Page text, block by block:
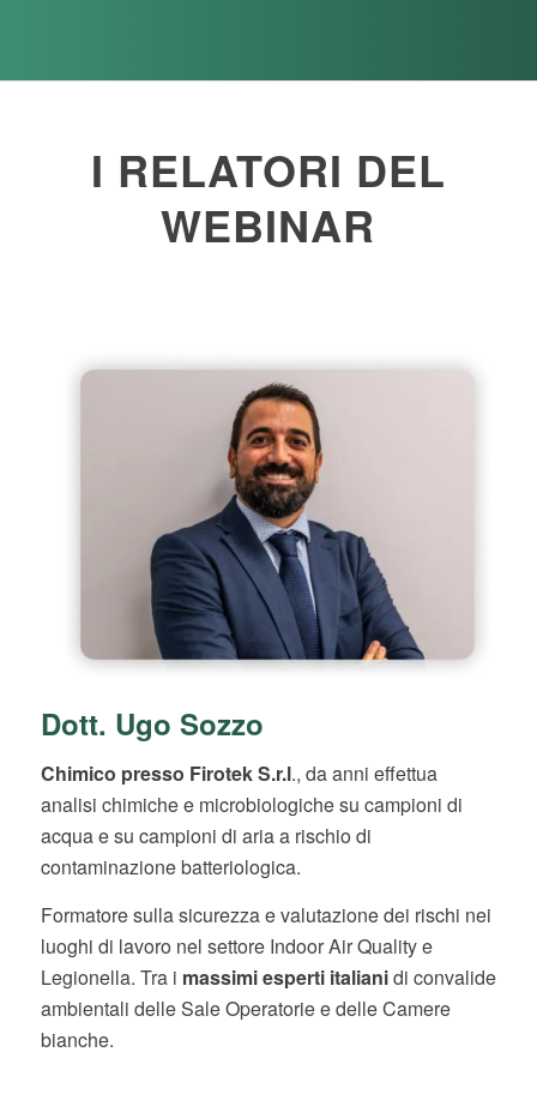
I RELATORI DEL
WEBINAR
Dott. Ugo Sozzo
Chimico presso Firotek S.r.l., da anni effettua
analisi chimiche e microbiologiche su campioni di
acqua e su campioni di aria a rischio di
contaminazione batteriologica.
Formatoresulla sicurezza e valutazione dei rischi nei
luoghi di lavoro nel settore Indoor Air Qualitye
Legionella. Tra i massimi esperti italianidi convalide
ambientali delleSale Operatoriee delleCamere
bianche.